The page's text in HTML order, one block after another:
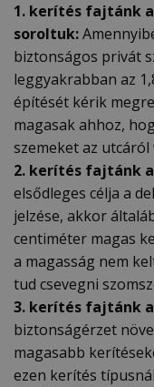
1. kerítés fajtánk
soroltuk:
biztonságos privát
leggyakrabban az
építését kérik
magasak ahhoz,
szemeket az utcáról
2. kerítés fajtánk
elsődleges célja a
jelzése, akkor
centiméter magas
a magasság nem
tud csevegni
3. kerítés fajtánk
biztonságérzet
magasabb
ezen kerítés